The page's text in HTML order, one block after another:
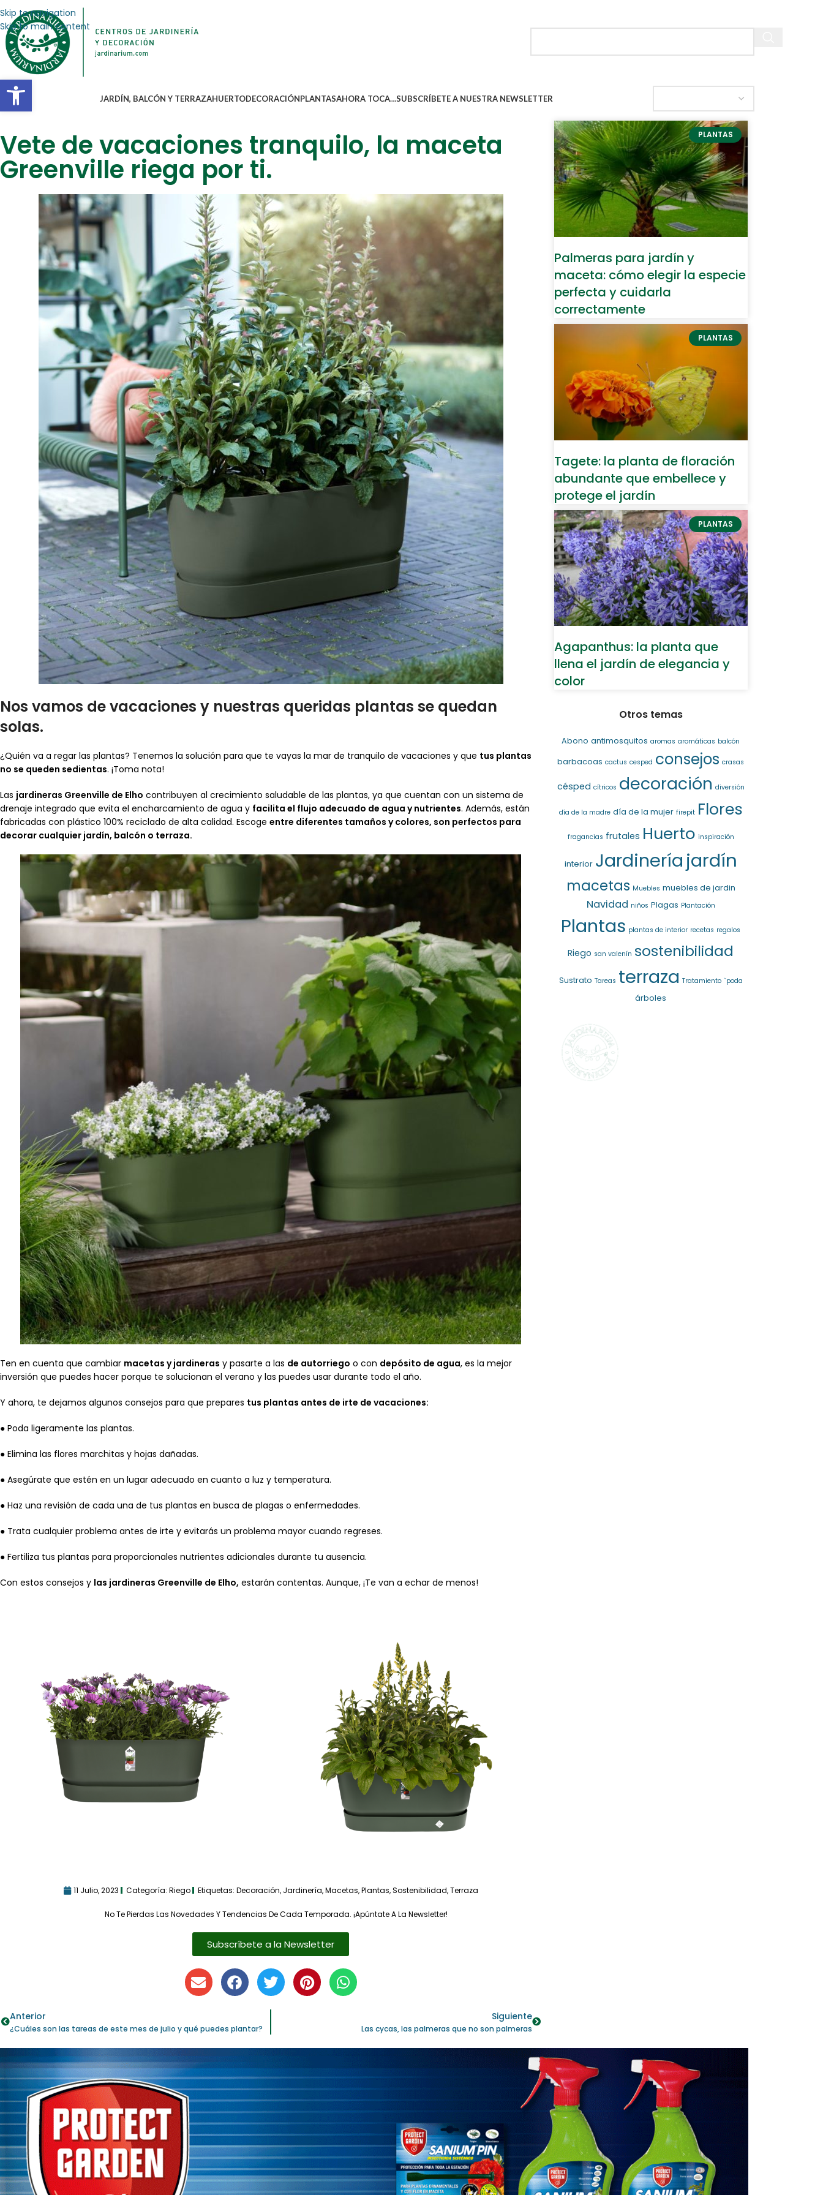
Abrir barra de herramientas
Skip to navigation
Skip to main content
JARDÍN, BALCÓN Y TERRAZAHUERTODECORACIÓNPLANTASAHORA TOCA…SUBSCRÍBETE A NUESTRA NEWSLETTER
Vete de vacaciones tranquilo, la maceta
Greenville riega por ti.
Nos vamos de vacaciones y nuestras queridas plantas se quedan
solas.
¿Quién va a regar las plantas? Tenemos la solución para que te vayas la mar de tranquilo de vacaciones y que tus plantas
no se queden sedientas. ¡Toma nota!
Las jardineras Greenville de Elho contribuyen al crecimiento saludable de las plantas, ya que cuentan con un sistema de
drenaje integrado que evita el encharcamiento de agua y facilita el flujo adecuado de agua y nutrientes. Además, están
fabricadas con plástico 100% reciclado de alta calidad. Escoge entre diferentes tamaños y colores, son perfectos para
decorar cualquier jardín, balcón o terraza.
Ten en cuenta que cambiar macetas y jardineras y pasarte a las de autorriego o con depósito de agua, es la mejor
inversión que puedes hacer porque te solucionan el verano y las puedes usar durante todo el año.
Y ahora, te dejamos algunos consejos para que prepares tus plantas antes de irte de vacaciones:
● Poda ligeramente las plantas.
● Elimina las flores marchitas y hojas dañadas.
● Asegúrate que estén en un lugar adecuado en cuanto a luz y temperatura.
● Haz una revisión de cada una de tus plantas en busca de plagas o enfermedades.
● Trata cualquier problema antes de irte y evitarás un problema mayor cuando regreses.
● Fertiliza tus plantas para proporcionales nutrientes adicionales durante tu ausencia.
Con estos consejos y las jardineras Greenville de Elho, estarán contentas. Aunque, ¡Te van a echar de menos!
11 Julio, 2023 Categoría:Riego Etiquetas:Decoración, Jardinería,Macetas,Plantas,Sostenibilidad,Terraza
No Te Pierdas Las Novedades Y Tendencias De Cada Temporada. ¡Apúntate A La Newsletter!
Subscríbete a la Newsletter
Anterior
¿Cuáles son las tareas de este mes de julio y qué puedes plantar?
Siguiente
Las cycas, las palmeras que no son palmeras
PLANTAS
Palmeras para jardín y
maceta: cómo elegir la especie
perfecta y cuidarla
correctamente
PLANTAS
Tagete: la planta de floración
abundante que embellece y
protege el jardín
PLANTAS
Agapanthus: la planta que
llena el jardín de elegancia y
color
Otros temas
Abono antimosquitos aromas aromáticas balcón
barbacoas cactus cesped consejos crasas
césped cítricos decoración diversión
día de la madre día de la mujer firepit Flores
fragancias frutales Huerto inspiración
interior Jardinería jardín
macetas Muebles muebles de jardin
Navidad niños Plagas Plantación
Plantas plantas de interior recetas regalos
Riego san valenín sostenibilidad
Sustrato Tareas terraza Tratamiento `poda
árboles